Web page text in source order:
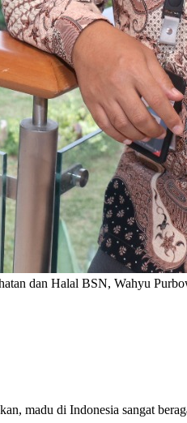
dan Halal BSN, Wahyu
madu di Indonesia sangat